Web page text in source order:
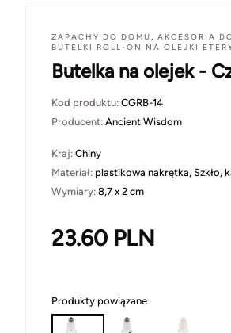
ZAPACHY DO DOMU, AKCESORIA
BUTELKI ROLL-ON NA OLEJKI
Butelka na olejek -
Kod produktu: CGRB-14
Producent: Ancient Wisdom
Kraj: Chiny
Materiał: plastikowa nakrętka, Szkło,
Wymiary: 8,7 x 2 cm
23.60 PLN
Produkty powiązane